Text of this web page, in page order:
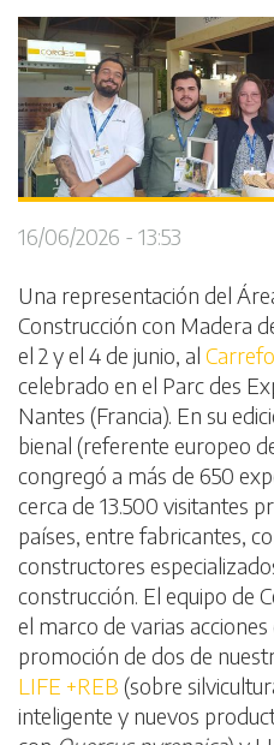
16/06/2026 - 13:53
Una representación del
Construcción con Madera
el 2 y el 4 de junio, al
celebrado en el Parc des
Nantes (Francia). En su
bienal (referente europeo
congregó a más de 650
cerca de 13.500 visitantes
países, entre fabricantes,
constructores
construcción. El equipo de
el marco de varias
promoción de dos de
LIFE +REB (sobre
inteligente y nuevos